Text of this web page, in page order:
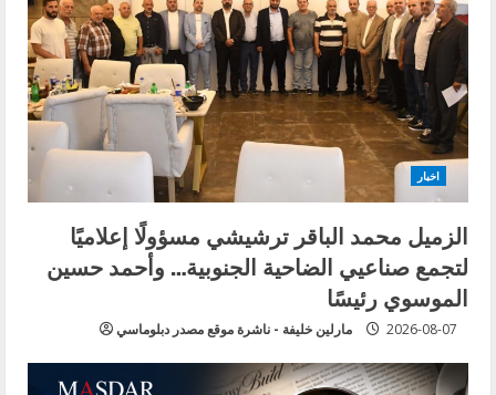
اخبار
الزميل محمد الباقر ترشيشي مسؤولًا إعلاميًا
لتجمع صناعيي الضاحية الجنوبية… وأحمد حسين
الموسوي رئيسًا
مارلين خليفة - ناشرة موقع مصدر دبلوماسي 2026-08-07